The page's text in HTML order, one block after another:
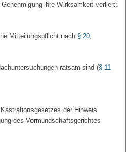
ihre Wirksamkeit verliert;
Mitteilungspflicht nach § 20;
ratsam sind (§ 11
der Hinweis
des Vormundschaftsgerichtes